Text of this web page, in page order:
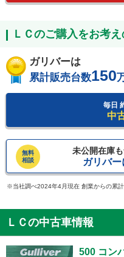
ＬＣのご購入をお考
ガリバーは
累計販売台数150
毎日
中
無料
相談
未公開在庫
ガリバ
当社調べ2024年4月現在 創業からの累
ＬＣの中古車情報
500 コン